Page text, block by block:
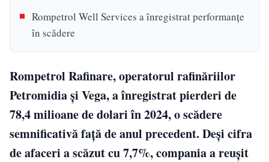
Rompetrol Well Services a înregistrat performanțe
în scădere
Rompetrol Rafinare, operatorul rafinăriilor
Petromidia și Vega, a înregistrat pierderi de
78,4 milioane de dolari în 2024, o scădere
semnificativă față de anul precedent. Deși cifra
de afaceri a scăzut cu 7,7%, compania a reușit